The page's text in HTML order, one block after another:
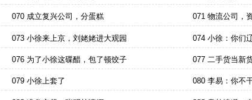
070 成立复兴公司，分蛋糕 071 物流公司，
073 小徐来上京，刘姥姥进大观园 074 小徐：你们
076 为了小徐这碟醋，包了顿饺子 077 二手货当新
079 小徐上套了 080 李易：你不